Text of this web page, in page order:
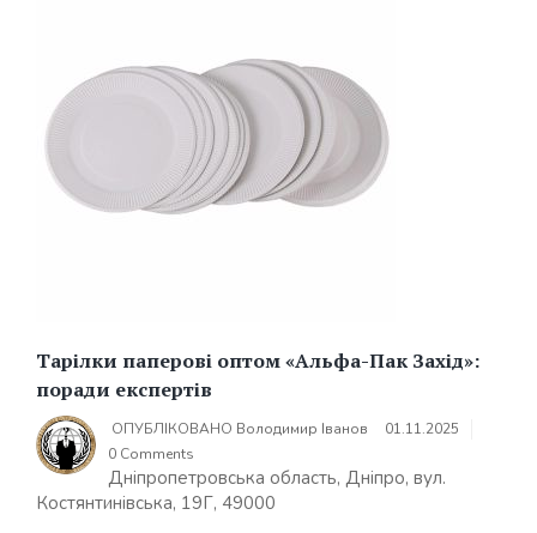
Тарілки паперові оптом «Альфа-Пак Захід»:
поради експертів
ОПУБЛІКОВАНО Володимир Іванов
01.11.2025
0 Comments
Дніпропетровська область, Дніпро, вул.
Костянтинівська, 19Г, 49000